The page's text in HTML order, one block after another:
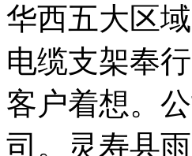
华西五大区
电缆支架奉
客户着想。
司。灵寿县